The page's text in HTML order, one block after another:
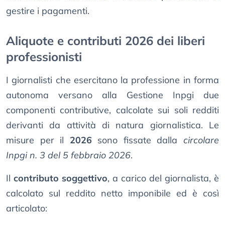
gestire i pagamenti.
Aliquote e contributi 2026 dei liberi
professionisti
I giornalisti che esercitano la professione in forma
autonoma versano alla Gestione Inpgi due
componenti contributive, calcolate sui soli redditi
derivanti da attività di natura giornalistica. Le
misure per il 2026 sono fissate dallacircolare
Inpgi n. 3 del 5 febbraio 2026.
Il contributo soggettivo, a carico del giornalista, è
calcolato sul reddito netto imponibile ed è così
articolato: